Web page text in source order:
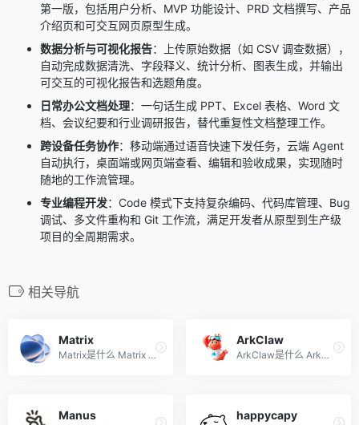
第一版，包括用户分析、MVP 功能设计、PRD 文档撰写、产品
介绍页和可交互网页原型生成。
数据分析与可视化报告：上传原始数据（如 CSV 调查数据），
自动完成数据清洗、字段释义、统计分析、图表生成，并输出
可交互的可视化报告和选题角度。
日常办公文档处理：一句话生成 PPT、Excel 表格、Word 文
档、会议纪要和行业调研报告，替代重复性文档整理工作。
跨设备任务协作：移动端通过语音快速下发任务，云端 Agent
自动执行，桌面端或网页端查看、编辑和验收成果，实现随时
随地的工作流管理。
专业编程开发：Code 模式下支持复杂编码、代码库管理、Bug
调试、多文件重构和 Git 工作流，满足开发者从原型到生产级
项目的全周期需求。
相关导航
Matrix
Matrix是什么 Matrix 是超长...
ArkClaw
ArkClaw是什么 ArkClaw 是字...
Manus happycapy